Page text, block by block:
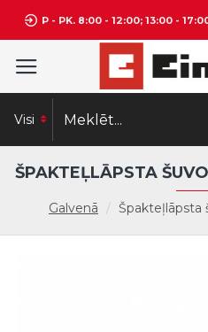
P - PK. 8:00 - 12:00; 13:00 -
Visi
Galvenā Špakteļlāpsta
ŠPAKTEĻLĀPSTA